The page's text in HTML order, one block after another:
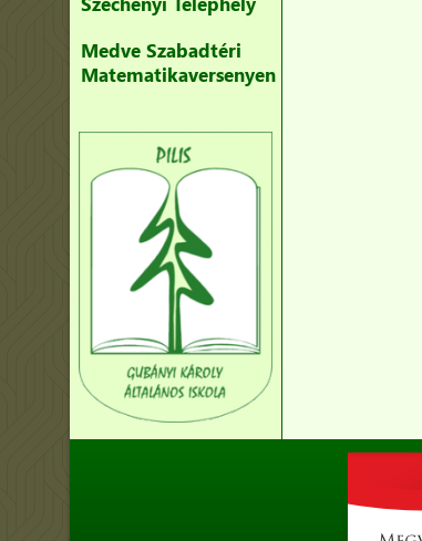
Medve Szabadtéri
Matematikaversenyen